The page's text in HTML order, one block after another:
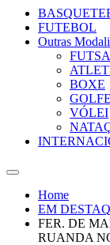
FUTEBOL
Outras
BOXE
GOLFE
VÓLEI
Home
EM
FER. DE
RUANDA